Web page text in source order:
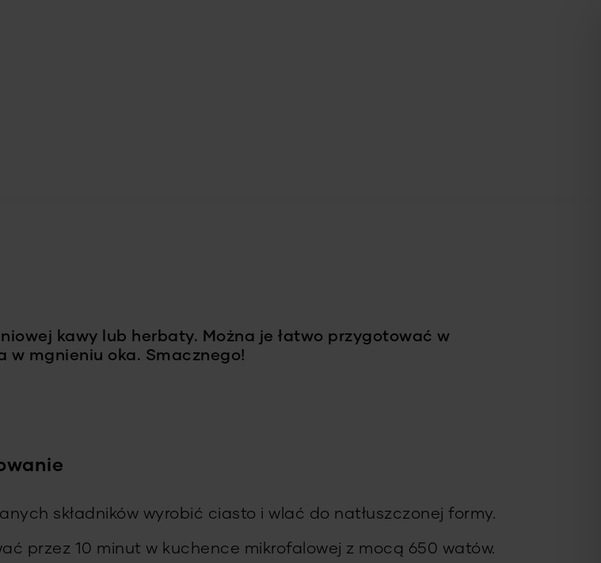
kawy lub herbaty. Można je łatwo przygotować w
w mgnieniu oka. Smacznego!
składników wyrobić ciasto i wlać do natłuszczonej formy.
przez 10 minut w kuchence mikrofalowej z mocą 650 watów.